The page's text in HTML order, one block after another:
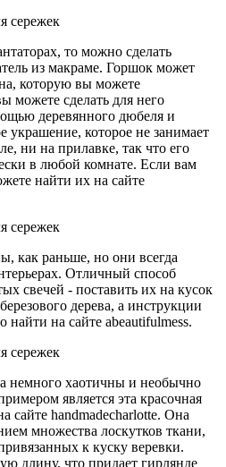
то можно сделать
из макраме. Горшок может
которую вы можете
можете сделать для него
деревянного дюбеля и
украшение, которое не занимает
ни на прилавке, так что его
в любой комнате. Если вам
найти их на сайте
как раньше, но они всегда
Отличный способ
свечей - поставить их на кусок
дерева, а инструкции
на сайте abeautifulmess.
немного хаотичны и необычно
является эта красочная
сайте handmadecharlotte. Она
множества лоскутков ткани,
к куску веревки.
длину, что придает гирлянде